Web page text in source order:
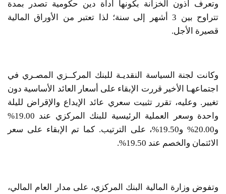
وتعرف أذون الخزانة بكونها أداة دين حكومية تصدر بمدة
تتراوح بين 3 أشهر إلى سنة؛ لذا تعتبر من الأوراق المالية
قصيرة الأجل.
وكانت لجنة السياسة النقديـة للبنك المركــزي المصـري في
اجتماعهـا الأخير قررت الإبقاء على أسعار العائد الأساسية دون
تغيير. وعليه، تقرر تثبيت سعري عائد الإيداع والإقراض لليلة
واحدة وسعر العملية الرئيسية للبنك المركزي عند 19.00%
و20.00% و19.50%، على الترتيب. كما تم الإبقاء على سعر
الائتمان والخصم عند 19.50%.
وتفوض وزارة المالية البنك المركزي، على مدار العام المالي،